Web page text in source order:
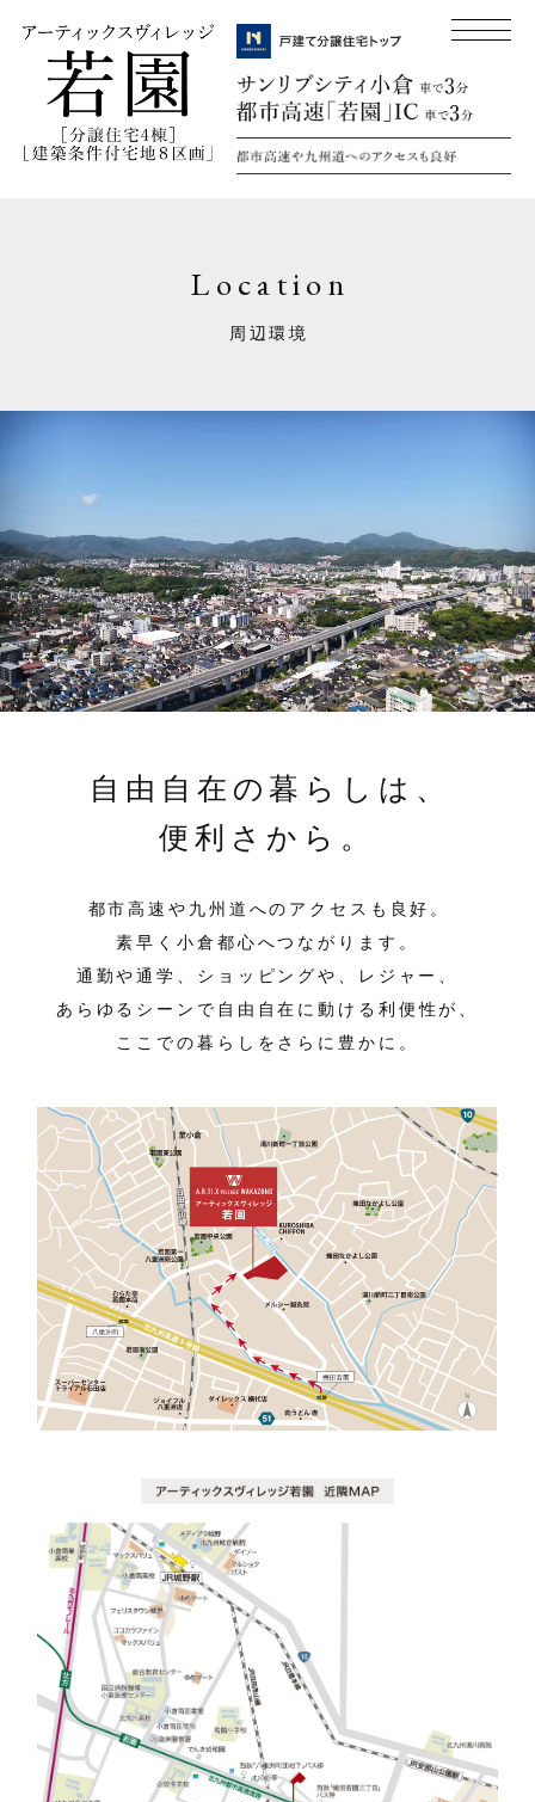
Location
周辺環境
自由自在の暮らしは、
便利さから。
都市高速や九州道へのアクセスも良好。
素早く小倉都心へつながります。
通勤や通学、ショッピングや、レジャー、
あらゆるシーンで自由自在に動ける利便性が、
ここでの暮らしをさらに豊かに。